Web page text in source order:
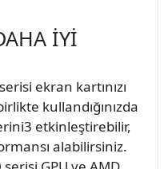
İYİ
ekran kartınızı
kullandığınızda
etkinleştirebilir,
alabilirsiniz.